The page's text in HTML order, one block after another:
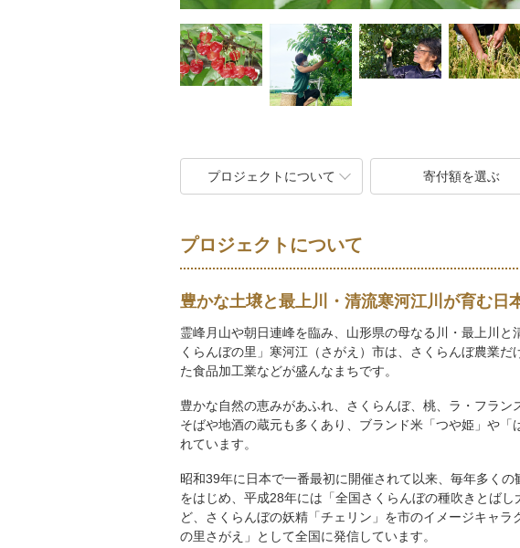
プロジェクトについて 寄付額を選ぶ
プロジェクトについて
豊かな土壌と最上川・清流寒河江川が育む日
霊峰月山や朝日連峰を臨み、山形県の母なる川・最上川と
くらんぼの里」寒河江（さがえ）市は、さくらんぼ農業だ
た食品加工業などが盛んなまちです。
豊かな自然の恵みがあふれ、さくらんぼ、桃、ラ・フラン
そばや地酒の蔵元も多くあり、ブランド米「つや姫」や「
れています。
昭和39年に日本で一番最初に開催されて以来、毎年多くの
をはじめ、平成28年には「全国さくらんぼの種吹きとば
ど、さくらんぼの妖精「チェリン」を市のイメージキャ
の里さがえ」として全国に発信しています。